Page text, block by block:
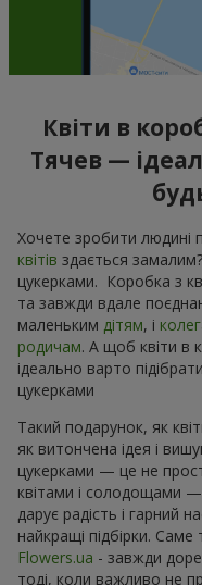
Квіти в
Тячев —
Хочете зробити людині
квітів здається
цукерками. Коробка з
та завжди вдале
маленьким дітям, і
родичам. А щоб квіти в
ідеально варто
цукерками
Такий подарунок, як
як витончена ідея і
цукерками — це не
квітами і солодощами
дарує радість і гарний
найкращі підбірки.
Flowers.ua - завжди
тоді, коли важливо не